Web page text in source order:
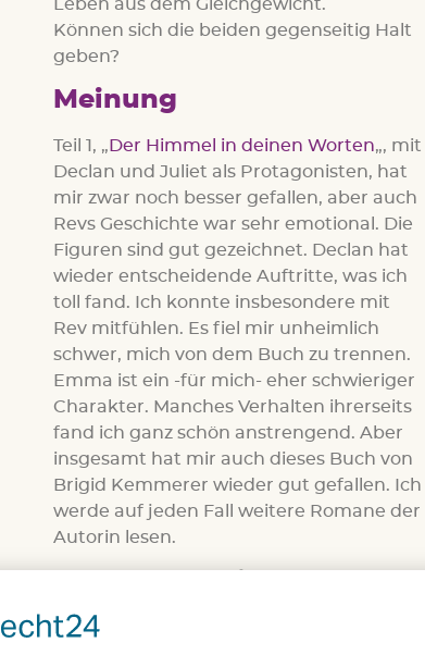
Leben aus dem Gleichgewicht.
Können sich die beiden gegenseitig Halt
geben?
Meinung
Teil 1, „ Der Himmel in deinen Worten„, mit
Declan und Juliet als Protagonisten, hat
mir zwar noch besser gefallen, aber auch
Revs Geschichte war sehr emotional. Die
Figuren sind gut gezeichnet. Declan hat
wieder entscheidende Auftritte, was ich
toll fand. Ich konnte insbesondere mit
Rev mitfühlen. Es fiel mir unheimlich
schwer, mich von dem Buch zu trennen.
Emma ist ein -für mich- eher schwieriger
Charakter. Manches Verhalten ihrerseits
fand ich ganz schön anstrengend. Aber
insgesamt hat mir auch dieses Buch von
Brigid Kemmerer wieder gut gefallen. Ich
werde auf jeden Fall weitere Romane der
Autorin lesen.
Worte, die leuchten wie Sterne: